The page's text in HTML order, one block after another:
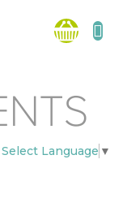
Select Language ▼
košík